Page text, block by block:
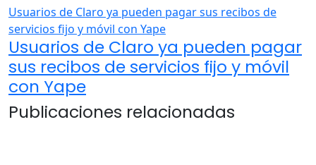
Usuarios de Claro ya pueden pagar sus recibos de
servicios fijo y móvil con Yape
Usuarios de Claro ya pueden pagar
sus recibos de servicios fijo y móvil
con Yape
Publicaciones relacionadas